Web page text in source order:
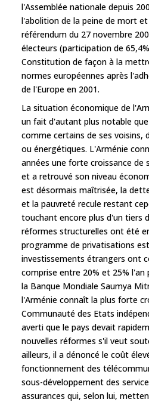
l'Assemblée nationale depuis
l'abolition de la peine de mort
référendum du 27 novembre
électeurs (participation de
Constitution de façon à la
normes européennes après
de l'Europe en 2001.
La situation économique de
un fait d'autant plus notable
comme certains de ses voisins,
ou énergétiques. L'Arménie
années une forte croissance de
et a retrouvé son niveau
est désormais maîtrisée, la
et la pauvreté recule restant
touchant encore plus d'un tiers
réformes structurelles ont été
programme de privatisations
investissements étrangers ont
comprise entre 20% et 25% l'an
la Banque Mondiale Saumya
l'Arménie connaît la plus forte
Communauté des Etats
averti que le pays devait
nouvelles réformes s'il veut
ailleurs, il a dénoncé le coût
fonctionnement des
sous-développement des
assurances qui, selon lui,